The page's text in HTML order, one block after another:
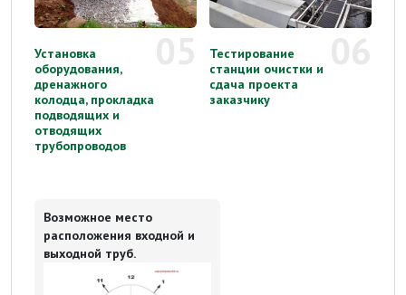
Установка
оборудования,
дренажного
колодца, прокладка
подводящих и
отводящих
трубопроводов
Тестирование
станции очистки и
сдача проекта
заказчику
Возможное место
расположения входной и
выходной труб.